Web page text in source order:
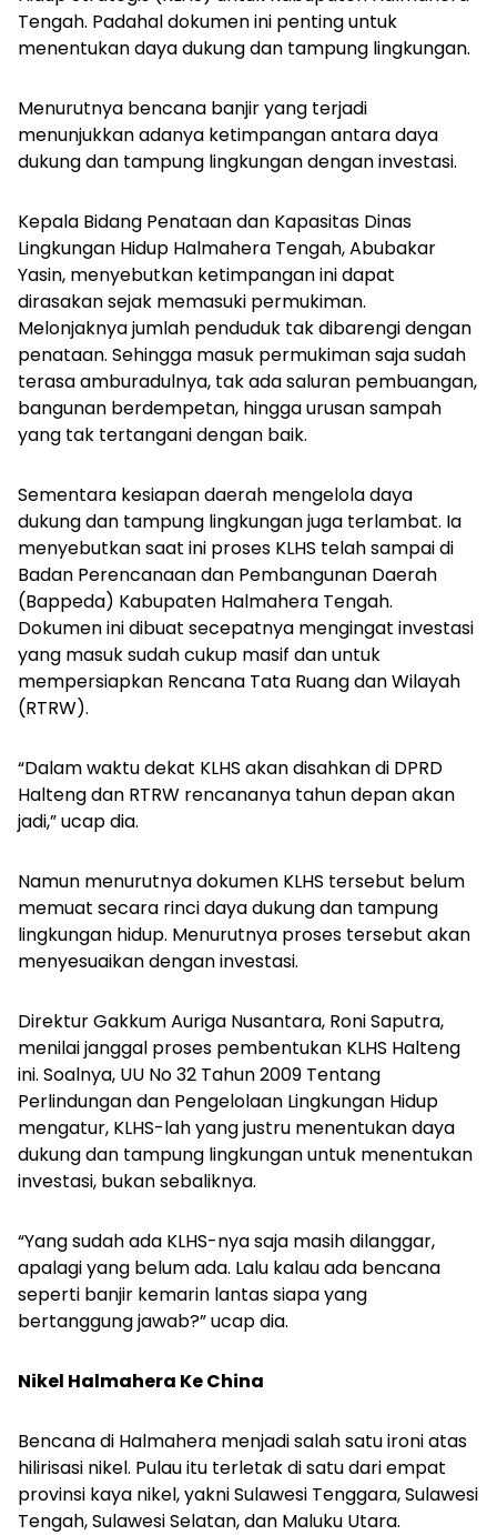
Tengah. Padahal dokumen ini penting untuk
menentukan daya dukung dan tampung lingkungan.
Menurutnya bencana banjir yang terjadi
menunjukkan adanya ketimpangan antara daya
dukung dan tampung lingkungan dengan investasi.
Kepala Bidang Penataan dan Kapasitas Dinas
Lingkungan Hidup Halmahera Tengah, Abubakar
Yasin, menyebutkan ketimpangan ini dapat
dirasakan sejak memasuki permukiman.
Melonjaknya jumlah penduduk tak dibarengi dengan
penataan. Sehingga masuk permukiman saja sudah
terasa amburadulnya, tak ada saluran pembuangan,
bangunan berdempetan, hingga urusan sampah
yang tak tertangani dengan baik.
Sementara kesiapan daerah mengelola daya
dukung dan tampung lingkungan juga terlambat. Ia
menyebutkan saat ini proses KLHS telah sampai di
Badan Perencanaan dan Pembangunan Daerah
(Bappeda) Kabupaten Halmahera Tengah.
Dokumen ini dibuat secepatnya mengingat investasi
yang masuk sudah cukup masif dan untuk
mempersiapkan Rencana Tata Ruang dan Wilayah
(RTRW).
“Dalam waktu dekat KLHS akan disahkan di DPRD
Halteng dan RTRW rencananya tahun depan akan
jadi,” ucap dia.
Namun menurutnya dokumen KLHS tersebut belum
memuat secara rinci daya dukung dan tampung
lingkungan hidup. Menurutnya proses tersebut akan
menyesuaikan dengan investasi.
Direktur Gakkum Auriga Nusantara, Roni Saputra,
menilai janggal proses pembentukan KLHS Halteng
ini. Soalnya, UU No 32 Tahun 2009 Tentang
Perlindungan dan Pengelolaan Lingkungan Hidup
mengatur, KLHS-lah yang justru menentukan daya
dukung dan tampung lingkungan untuk menentukan
investasi, bukan sebaliknya.
“Yang sudah ada KLHS-nya saja masih dilanggar,
apalagi yang belum ada. Lalu kalau ada bencana
seperti banjir kemarin lantas siapa yang
bertanggung jawab?” ucap dia.
Nikel Halmahera Ke China
Bencana di Halmahera menjadi salah satu ironi atas
hilirisasi nikel. Pulau itu terletak di satu dari empat
provinsi kaya nikel, yakni Sulawesi Tenggara, Sulawesi
Tengah, Sulawesi Selatan, dan Maluku Utara.